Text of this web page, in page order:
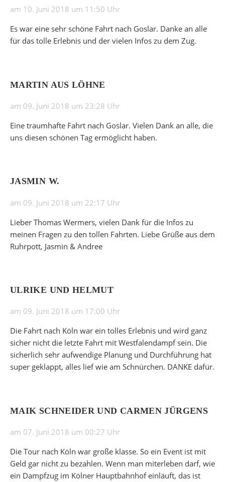
am 10. Juni 2018 um 11:50 Uhr
Es war eine sehr schöne Fahrt nach Goslar. Danke an alle
für das tolle Erlebnis und der vielen Infos zu dem Zug.
MARTIN AUS LÖHNE
am 09. Juni 2018 um 23:28 Uhr
Eine traumhafte Fahrt nach Goslar. Vielen Dank an alle, die
uns diesen schönen Tag ermöglicht haben.
JASMIN W.
am 09. Juni 2018 um 22:17 Uhr
Lieber Thomas Wermers, vielen Dank für die Infos zu
meinen Fragen zu den tollen Fahrten. Liebe Grüße aus dem
Ruhrpott, Jasmin & Andree
ULRIKE UND HELMUT
am 09. Juni 2018 um 17:00 Uhr
Die Fahrt nach Köln war ein tolles Erlebnis und wird ganz
sicher nicht die letzte Fahrt mit Westfalendampf sein. Die
sicherlich sehr aufwendige Planung und Durchführung hat
super geklappt, alles lief wie am Schnürchen. DANKE dafür.
MAIK SCHNEIDER UND CARMEN JÜRGENS
am 07. Juni 2018 um 00:27 Uhr
Die Tour nach Köln war große klasse. So ein Event ist mit
Geld gar nicht zu bezahlen. Wenn man miterleben darf, wie
ein Dampfzug im Kölner Hauptbahnhof einläuft, das ist